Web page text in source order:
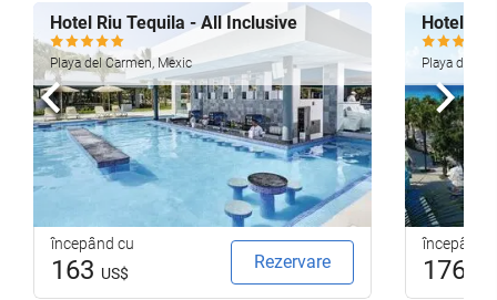
Hotel Riu Tequila - All Inclusive
Playa del Carmen, Mexic
începând cu
163 US$
Rezervare
Hotel
Playa del
începând
176
Anterioară